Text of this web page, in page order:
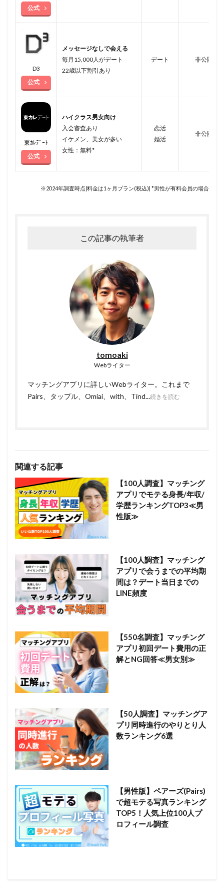
公式
D3
公式
メッセージなしで会える
毎月15,000人がデート
22歳以下割引あり
デート 非公開
東ｶﾚﾃﾞｰﾄ
公式
ハイクラス男女向け
入会審査あり
イケメン、美女が多い
女性：無料*
恋活
婚活
非公開
※2024年調査時点|料金は1ヶ月プラン(税込)| *男性が有料会員の場合
この記事の執筆者
tomoaki
Webライター
マッチングアプリに詳しいWebライター。これまで
Pairs、タップル、Omiai、with、Tind...続きを読む
関連する記事
【100人調査】マッチング
アプリでモテる身長/年収/
学歴ランキングTOP3≪男
性版≫
【100人調査】マッチング
アプリで会うまでの平均期
間は？デート当日までの
LINE頻度
【550名調査】マッチング
アプリ初回デート費用の正
解とNG回答≪男女別≫
【50人調査】マッチングア
プリ同時進行のやりとり人
数ランキング6選
【男性版】ペアーズ(Pairs)
で超モテる写真ランキング
TOP5！人気上位100人プ
ロフィール調査